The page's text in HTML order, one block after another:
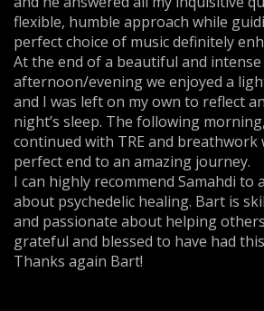
flexible, humble approach while
perfect choice of music definitely
At the end of a beautiful and intense
afternoon/evening we enjoyed a
and I was left on my own to reflect
night’s sleep. The following
continued with TRE and breathwork
perfect end to an amazing journey.
I can highly recommend Samahdi to
about psychedelic healing. Bart is
and passionate about helping
grateful and blessed to have had
Thanks again Bart!